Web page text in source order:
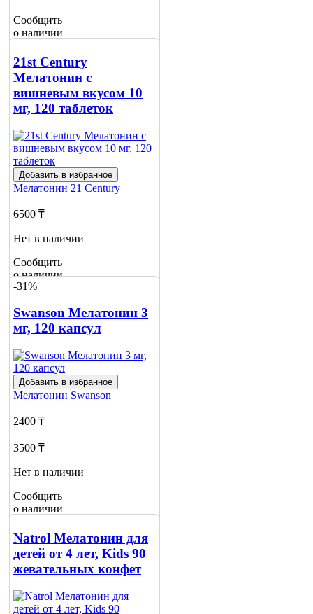
Сообщить
о наличии
21st Century
Мелатонин с
вишневым вкусом 10
мг, 120 таблеток
Добавить в избранное
Мелатонин 21 Century
6500 ₸
Нет в наличии
Сообщить
о наличии
-31%
Swanson Мелатонин 3
мг, 120 капсул
Добавить в избранное
Мелатонин Swanson
2400 ₸
3500 ₸
Нет в наличии
Сообщить
о наличии
Natrol Мелатонин для
детей от 4 лет, Kids 90
жевательных конфет